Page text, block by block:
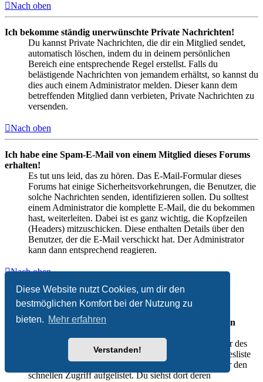
Diese Website nutzt Cookies, um dir den
bestmöglichen Komfort bei der Nutzung zu
bieten. Mehr erfahren
Verstanden!
Nach oben
Ich bekomme ständig unerwünschte Private Nachrichten!
Du kannst Private Nachrichten, die dir ein Mitglied sendet,
automatisch löschen, indem du in deinem persönlichen
Bereich eine entsprechende Regel erstellst. Falls du
belästigende Nachrichten von jemandem erhältst, so kannst du
dies auch einem Administrator melden. Dieser kann dem
betreffenden Mitglied dann verbieten, Private Nachrichten zu
versenden.
Nach oben
Ich habe eine Spam-E-Mail von einem Mitglied dieses Forums
erhalten!
Es tut uns leid, das zu hören. Das E-Mail-Formular dieses
Forums hat einige Sicherheitsvorkehrungen, die Benutzer, die
solche Nachrichten senden, identifizieren sollen. Du solltest
einem Administrator die komplette E-Mail, die du bekommen
hast, weiterleiten. Dabei ist es ganz wichtig, die Kopfzeilen
(Headers) mitzuschicken. Diese enthalten Details über den
Benutzer, der die E-Mail verschickt hat. Der Administrator
kann dann entsprechend reagieren.
Nach oben
Freunde und ignorierte Mitglieder
Wozu benötige ich die Listen der Freunde und ignorierten
Du kannst diese Listen benutzen, um andere Mitglieder des
Boards zu verwalten. Mitglieder, die du deiner Freundesliste
hinzufügst, werden in deinem persönlichen Bereich für den
schnellen Zugriff aufgelistet. Du siehst dort deren